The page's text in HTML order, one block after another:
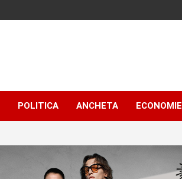
POLITICA ANCHETA ECONOMIE